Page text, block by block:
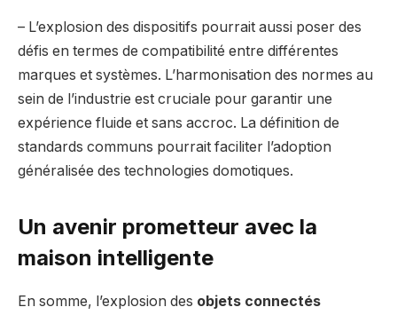
– L’explosion des dispositifs pourrait aussi poser des
défis en termes de compatibilité entre différentes
marques et systèmes. L’harmonisation des normes au
sein de l’industrie est cruciale pour garantir une
expérience fluide et sans accroc. La définition de
standards communs pourrait faciliter l’adoption
généralisée des technologies domotiques.
Un avenir prometteur avec la
maison intelligente
En somme, l’explosion des objets connectés